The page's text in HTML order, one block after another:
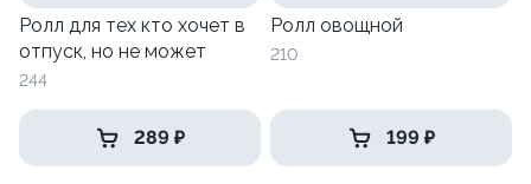
Ролл для тех кто хочет в
отпуск, но не может
244
289 ₽
Ролл овощной
210
199 ₽